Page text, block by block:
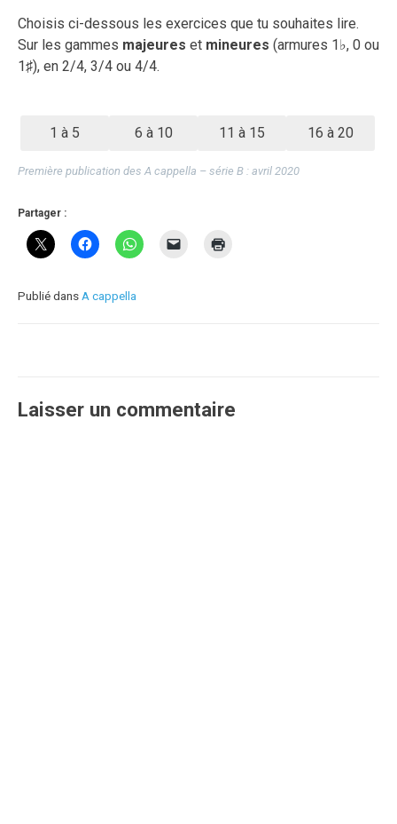
le
25
juillet
2024
Vincent
Choisis ci-dessous les exercices que tu souhaites lire.
Sur les gammes majeures et mineures (armures 1♭, 0 ou
1♯), en 2/4, 3/4 ou 4/4.
1 à 5 6 à 10 11 à 15 16 à 20
Première publication des A cappella – série B : avril 2020
Partager :
Publié dans A cappella
Laisser un commentaire